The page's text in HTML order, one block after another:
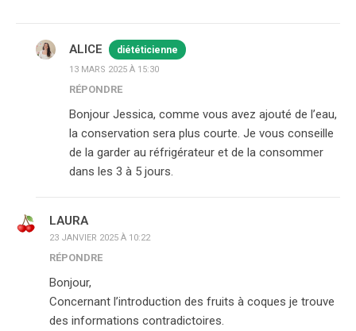
ALICE diététicienne
13 MARS 2025 À 15:30
RÉPONDRE
Bonjour Jessica, comme vous avez ajouté de l’eau,
la conservation sera plus courte. Je vous conseille
de la garder au réfrigérateur et de la consommer
dans les 3 à 5 jours.
LAURA
23 JANVIER 2025 À 10:22
RÉPONDRE
Bonjour,
Concernant l’introduction des fruits à coques je trouve
des informations contradictoires.